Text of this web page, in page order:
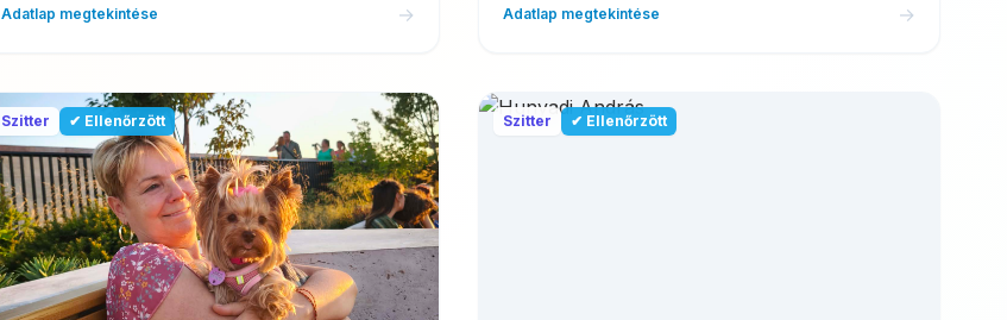
Adatlap megtekintése → Adatlap megtekintése →
Szitter ✔ Ellenőrzött Szitter ✔ Ellenőrzött